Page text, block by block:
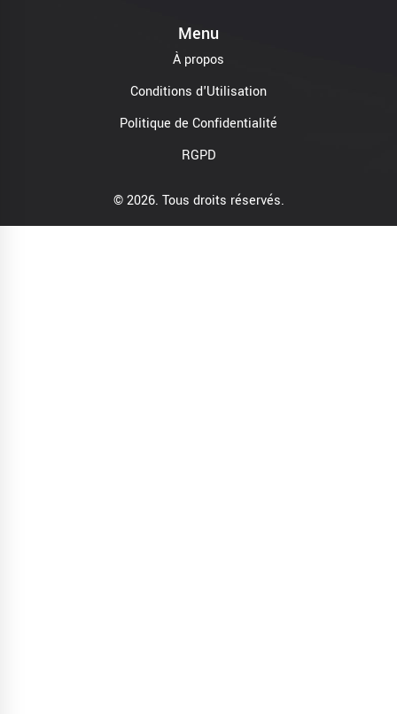
Menu
À propos
Conditions d'Utilisation
Politique de Confidentialité
RGPD
© 2026. Tous droits réservés.